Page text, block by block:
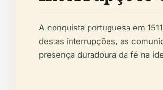
A conquista portuguesa em
destas interrupções, as
presença duradoura da fé na